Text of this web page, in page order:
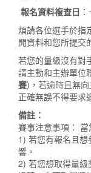
報名資料複查日
煩請各位選手於指
開資料和您所提交
若您的量級沒有對
請主動和主辦單位
賽)，若逾時且無
正確無誤不得要求
備註：
賽事注意事項： 當
1) 若您有報名且
響。
2) 若您想取得量